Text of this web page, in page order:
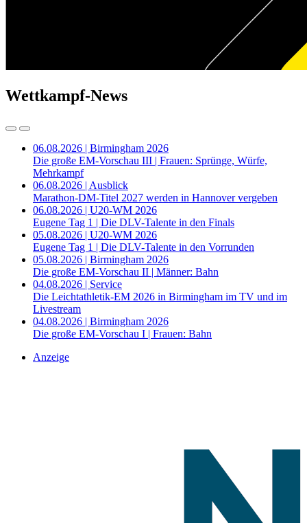
Wettkampf-News
06.08.2026 | Birmingham 2026
Die große EM-Vorschau III | Frauen: Sprünge, Würfe,
Mehrkampf
06.08.2026 | Ausblick
Marathon-DM-Titel 2027 werden in Hannover vergeben
06.08.2026 | U20-WM 2026
Eugene Tag 1 | Die DLV-Talente in den Finals
05.08.2026 | U20-WM 2026
Eugene Tag 1 | Die DLV-Talente in den Vorrunden
05.08.2026 | Birmingham 2026
Die große EM-Vorschau II | Männer: Bahn
04.08.2026 | Service
Die Leichtathletik-EM 2026 in Birmingham im TV und im
Livestream
04.08.2026 | Birmingham 2026
Die große EM-Vorschau I | Frauen: Bahn
Anzeige